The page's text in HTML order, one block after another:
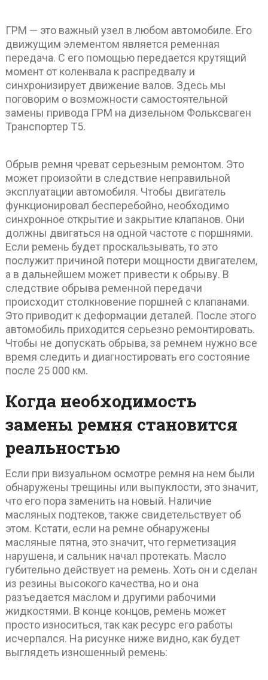
ГРМ — это важный узел в любом автомобиле. Его
движущим элементом является ременная
передача. С его помощью передается крутящий
момент от коленвала к распредвалу и
синхронизирует движение валов. Здесь мы
поговорим о возможности самостоятельной
замены привода ГРМ на дизельном Фольксваген
Транспортер Т5.
Обрыв ремня чреват серьезным ремонтом. Это
может произойти в следствие неправильной
эксплуатации автомобиля. Чтобы двигатель
функционировал бесперебойно, необходимо
синхронное открытие и закрытие клапанов. Они
должны двигаться на одной частоте с поршнями.
Если ремень будет проскальзывать, то это
послужит причиной потери мощности двигателем,
а в дальнейшем может привести к обрыву. В
следствие обрыва ременной передачи
происходит столкновение поршней с клапанами.
Это приводит к деформации деталей. После этого
автомобиль приходится серьезно ремонтировать.
Чтобы не допускать обрыва, за ремнем нужно все
время следить и диагностировать его состояние
после 25 000 км.
Когда необходимость
замены ремня становится
реальностью
Если при визуальном осмотре ремня на нем были
обнаружены трещины или выпуклости, это значит,
что его пора заменить на новый. Наличие
масляных подтеков, также свидетельствует об
этом. Кстати, если на ремне обнаружены
масляные пятна, это значит, что герметизация
нарушена, и сальник начал протекать. Масло
губительно действует на ремень. Хоть он и сделан
из резины высокого качества, но и она
разъедается маслом и другими рабочими
жидкостями. В конце концов, ремень может
просто износиться, так как ресурс его работы
исчерпался. На рисунке ниже видно, как будет
выглядеть изношенный ремень: